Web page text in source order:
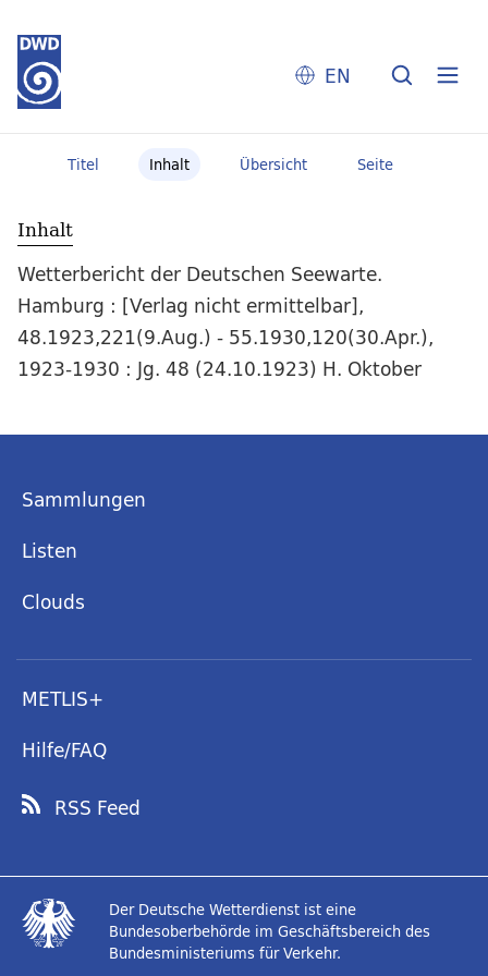
EN
Titel Inhalt Übersicht Seite
Inhalt
Wetterbericht der Deutschen Seewarte.
Hamburg : [Verlag nicht ermittelbar],
48.1923,221(9.Aug.) - 55.1930,120(30.Apr.),
1923-1930 : Jg. 48 (24.10.1923) H. Oktober
Sammlungen
Listen
Clouds
METLIS+
Hilfe/FAQ
RSS Feed
Der Deutsche Wetterdienst ist eine
Bundesoberbehörde im Geschäftsbereich des
Bundesministeriums für Verkehr.